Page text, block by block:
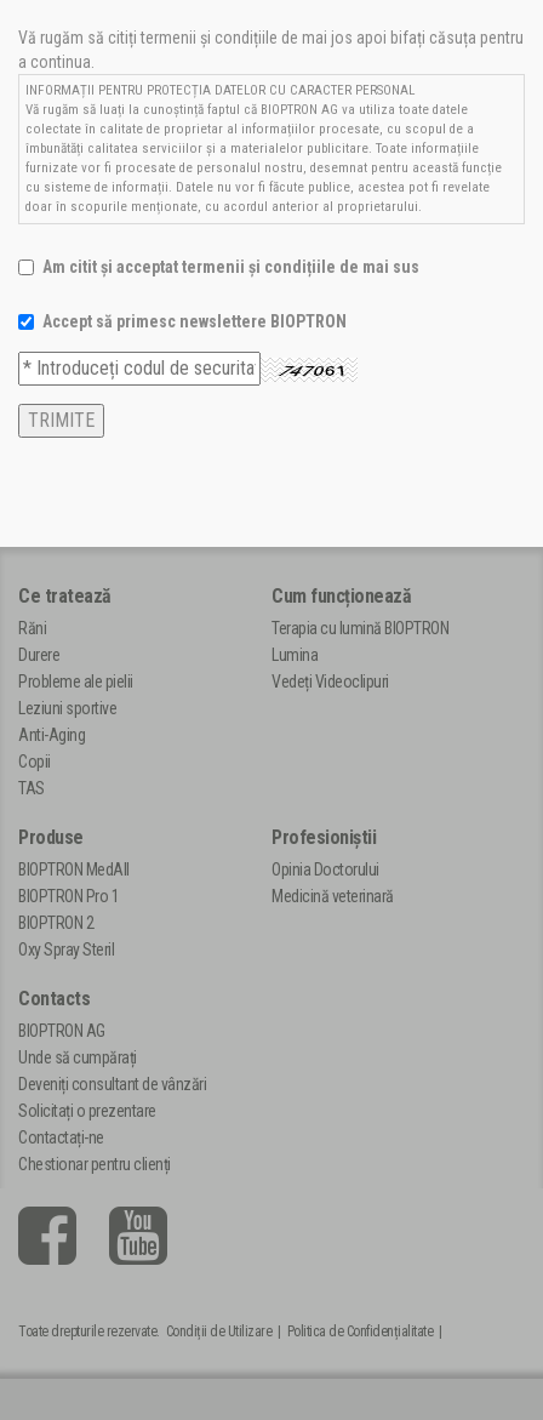
Vă rugăm să citiți termenii și condițiile de mai jos apoi bifați căsuța pentru
a continua.
INFORMAȚII PENTRU PROTECȚIA DATELOR CU CARACTER PERSONAL
Vă rugăm să luați la cunoștință faptul că BIOPTRON AG va utiliza toate datele
colectate în calitate de proprietar al informațiilor procesate, cu scopul de a
îmbunătăți calitatea serviciilor și a materialelor publicitare. Toate informațiile
furnizate vor fi procesate de personalul nostru, desemnat pentru această funcție
cu sisteme de informații. Datele nu vor fi făcute publice, acestea pot fi revelate
doar în scopurile menționate, cu acordul anterior al proprietarului.
Am citit și acceptat termenii și condițiile de mai sus
Accept să primesc newslettere BIOPTRON
Ce tratează
Răni
Durere
Probleme ale pielii
Leziuni sportive
Anti-Aging
Copii
TAS
Cum funcționează
Terapia cu lumină BIOPTRON
Lumina
Vedeți Videoclipuri
Produse
BIOPTRON MedAll
BIOPTRON Pro 1
BIOPTRON 2
Oxy Spray Steril
Profesioniștii
Opinia Doctorului
Medicină veterinară
Contacts
BIOPTRON AG
Unde să cumpărați
Deveniți consultant de vânzări
Solicitați o prezentare
Contactați-ne
Chestionar pentru clienți
Toate drepturile rezervate. Condiții de Utilizare| Politica de Confidențialitate|